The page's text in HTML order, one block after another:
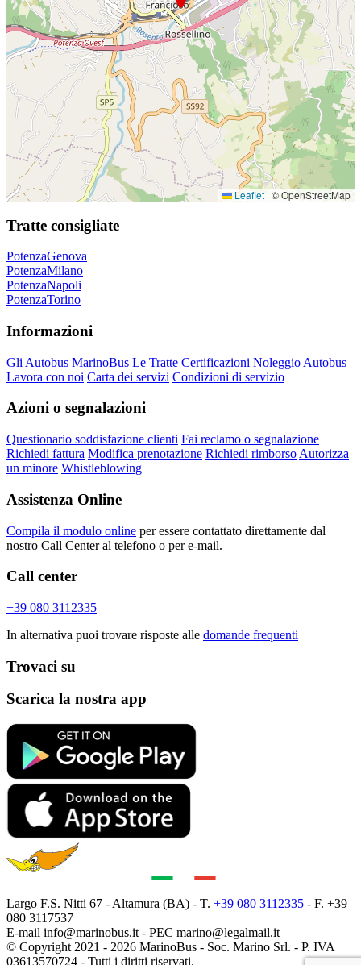
Leaflet | © OpenStreetMap
Tratte consigliate
PotenzaGenova
PotenzaMilano
PotenzaNapoli
PotenzaTorino
Informazioni
Gli Autobus MarinoBus Le Tratte Certificazioni Noleggio Autobus
Lavora con noi Carta dei servizi Condizioni di servizio
Azioni o segnalazioni
Questionario soddisfazione clienti Fai reclamo o segnalazione
Richiedi fattura Modifica prenotazione Richiedi rimborso Autorizza
un minore Whistleblowing
Assistenza Online
Compila il modulo online per essere contattato direttamente dal
nostro Call Center al telefono o per e-mail.
Call center
+39 080 3112335
In alternativa puoi trovare risposte alle domande frequenti
Trovaci su
Scarica la nostra app
Largo F.S. Nitti 67 - Altamura (BA) - T. +39 080 3112335 - F. +39
080 3117537
E-mail info@marinobus.it - PEC marino@legalmail.it
© Copyright 2021 - 2026 MarinoBus - Soc. Marino Srl. - P. IVA
03613570724 - Tutti i diritti riservati.